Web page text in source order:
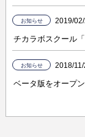
お知らせ 2019/
チカラボスクール
お知らせ 2018/
ベータ版をオープン